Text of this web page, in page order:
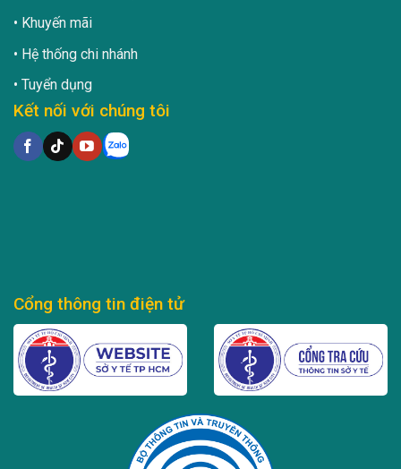
Khuyến mãi
Hệ thống chi nhánh
Tuyển dụng
Kết nối với chúng tôi
Cổng thông tin điện tử